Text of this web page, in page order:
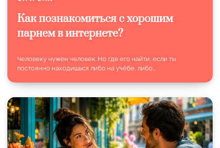
Как познакомиться с хорошим
парнем в интернете?
Человеку нужен человек. Но где его найти, если ты
постоянно находишься либо на учёбе, либо…